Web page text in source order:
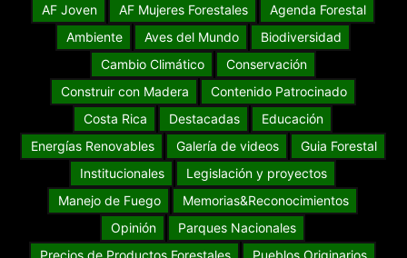
AF Joven AF Mujeres Forestales
Agenda Forestal
Ambiente
Aves del Mundo
Biodiversidad
Cambio Climático
Conservación
Construir con Madera
Contenido Patrocinado
Costa Rica
Destacadas
Educación
Energías Renovables
Galería de videos
Guia Forestal
Institucionales
Legislación y proyectos
Manejo de Fuego
Memorias&Reconocimientos
Opinión
Parques Nacionales
Precios de Productos Forestales
Pueblos Originarios